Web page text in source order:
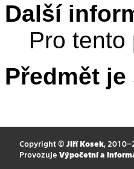
Další
Pro
Předmět
Copyright © Jiří Kosek,
Provozuje Výpočetní a